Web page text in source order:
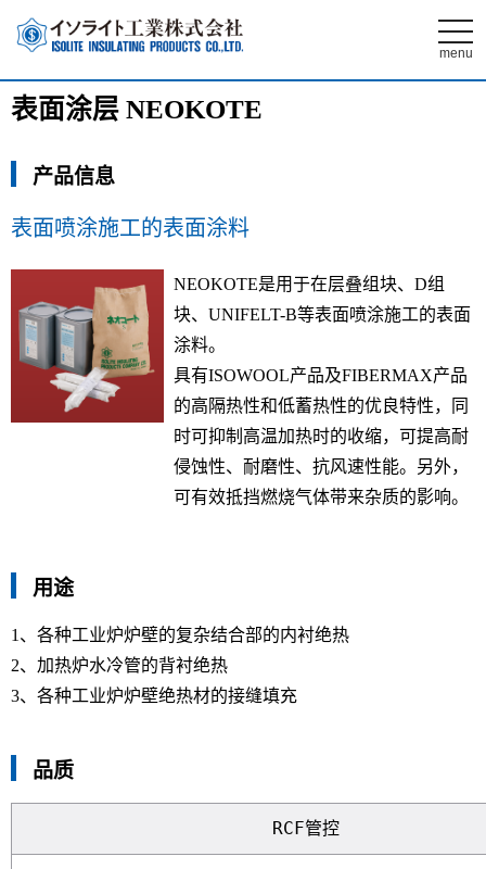
t
o
g
g
menu
表面涂层 NEOKOTE
产品信息
表面喷涂施工的表面涂料
NEOKOTE是用于在层叠组块、D组
块、UNIFELT-B等表面喷涂施工的表面
涂料。
具有ISOWOOL产品及FIBERMAX产品
的高隔热性和低蓄热性的优良特性，同
时可抑制高温加热时的收缩，可提高耐
侵蚀性、耐磨性、抗风速性能。另外，
可有效抵挡燃烧气体带来杂质的影响。
用途
1、各种工业炉炉壁的复杂结合部的内衬绝热
2、加热炉水冷管的背衬绝热
3、各种工业炉炉壁绝热材的接缝填充
品质
RCF管控